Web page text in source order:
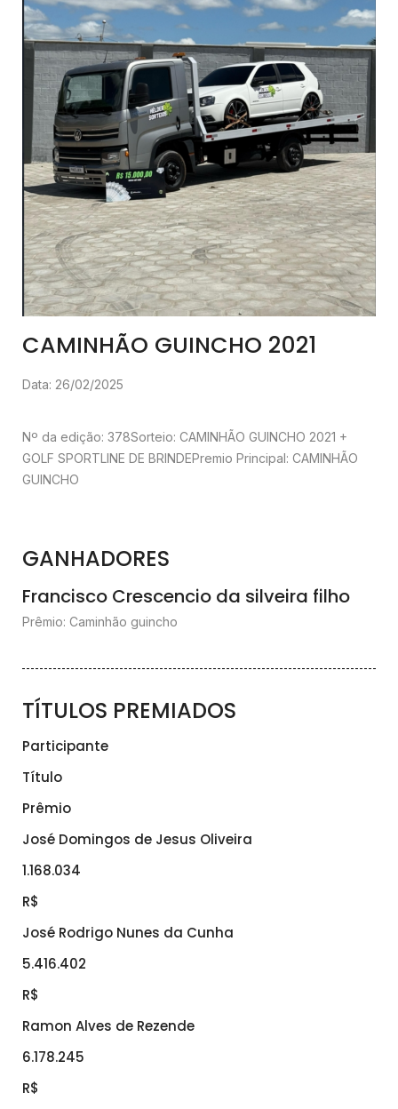
CAMINHÃO GUINCHO 2021
Data: 26/02/2025
Nº da edição: 378Sorteio: CAMINHÃO GUINCHO 2021 +
GOLF SPORTLINE DE BRINDEPremio Principal: CAMINHÃO
GUINCHO
GANHADORES
Francisco Crescencio da silveira filho
Prêmio: Caminhão guincho
TÍTULOS PREMIADOS
Participante
Título
Prêmio
José Domingos de Jesus Oliveira
1.168.034
R$
José Rodrigo Nunes da Cunha
5.416.402
R$
Ramon Alves de Rezende
6.178.245
R$